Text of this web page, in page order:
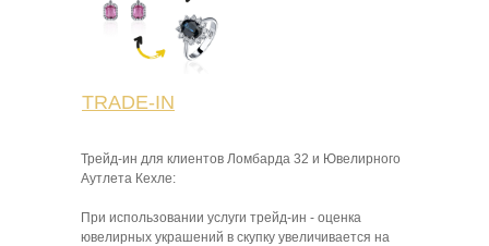
TRADE-IN
Трейд-ин для клиентов Ломбарда 32 и Ювелирного
Аутлета Кехле:
При использовании услуги трейд-ин - оценка
ювелирных украшений в скупку увеличивается на